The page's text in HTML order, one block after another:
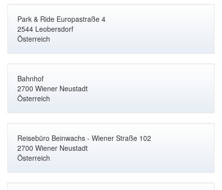
Park & Ride Europastraße 4
2544 Leobersdorf
Österreich
Bahnhof
2700 Wiener Neustadt
Österreich
Reisebüro Beinwachs - Wiener Straße 102
2700 Wiener Neustadt
Österreich